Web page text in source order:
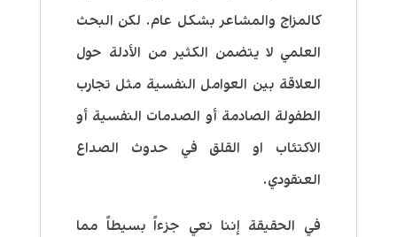
كالمزاج والمشاعر بشكل عام. لكن البحث
العلمي لا يتضمن الكثير من الأدلة حول
العلاقة بين العوامل النفسية مثل تجارب
الطفولة الصادمة أو الصدمات النفسية أو
الاكتئاب او القلق في حدوث الصداع
العنقودي.
في الحقيقة إننا نعي جزءاً بسيطاً مما